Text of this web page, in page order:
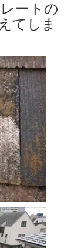
ートの
てしま